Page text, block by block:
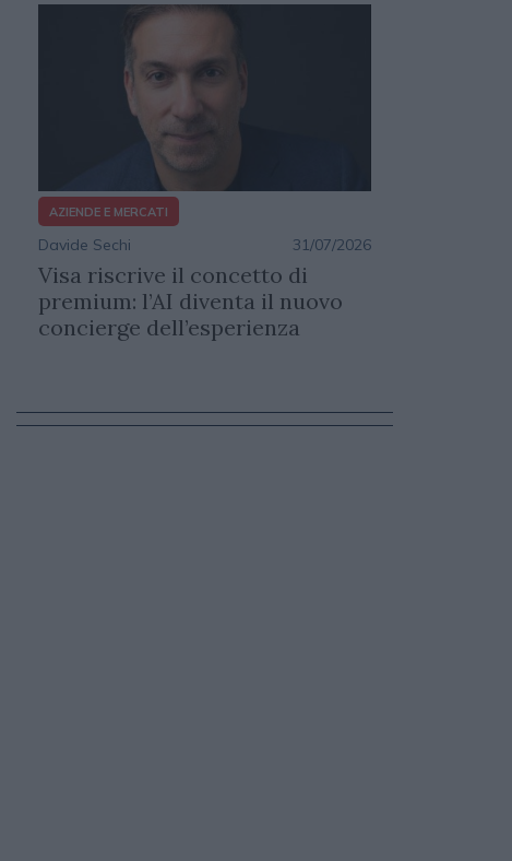
AZIENDE E MERCATI
Davide Sechi 31/07/2026
Visa riscrive il concetto di
premium: l’AI diventa il nuovo
concierge dell’esperienza